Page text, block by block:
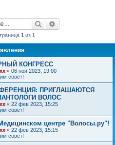
Поиск
1 из 1
КОНГРЕСС
« 06 ноя 2023, 19:00
совет!
ПРИГЛАШАЮТСЯ
ВОЛОС
« 22 фев 2023, 15:25
совет!
центре "Волосы.ру"!
« 22 фев 2023, 15:15
совет!